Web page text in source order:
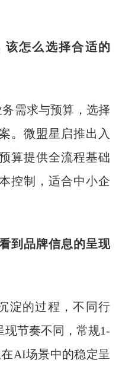
怎么选择合适的
需求与预算，选择
。微盟星启推出入
算提供全流程基础
控制，适合中小企
到品牌信息的呈现
淀的过程，不同行
现节奏不同，常规1-
AI场景中的稳定呈